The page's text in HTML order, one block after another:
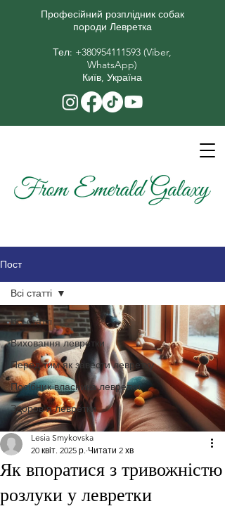
Професійний розплідник собак
породи Левретка
​Тел: +380954111593 (Viber,
WhatsApp)
Київ, Україна
Пост
Всі статті
Виховання левретки
Перед тим як завести левретку
Посібник власника левретки
Здоров'я левретки
Всі статті
Як впоратися з тривожністю
розлуки у левретки
Lesia Smykovska
20 квіт. 2025 р. Читати 2 хв